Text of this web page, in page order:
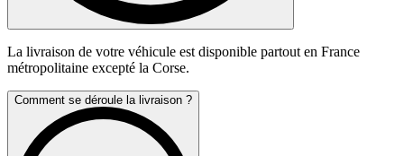
La livraison de votre véhicule est disponible partout en France
métropolitaine excepté la Corse.
Comment se déroule la livraison ?